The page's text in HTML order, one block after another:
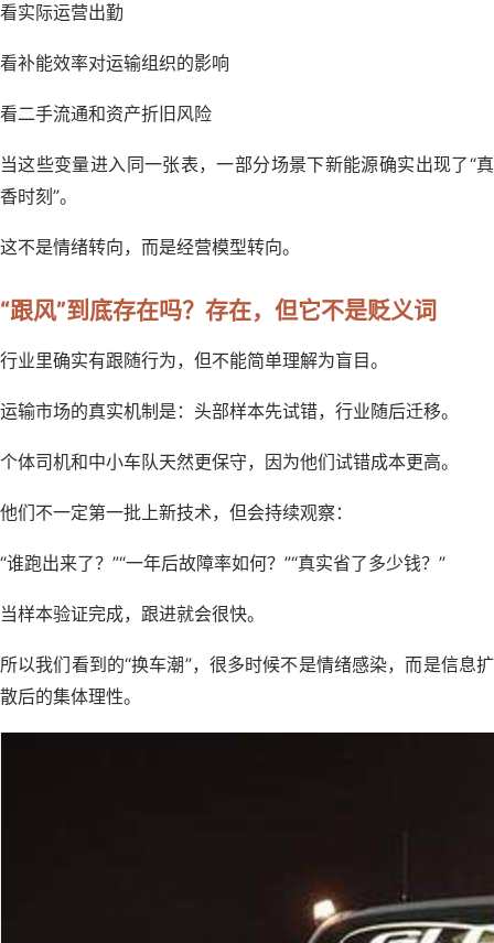
看实际运营出勤
看补能效率对运输组织的影响
看二手流通和资产折旧风险
当这些变量进入同一张表，一部分场景下新能源确实出现了“真
香时刻”。
这不是情绪转向，而是经营模型转向。
“跟风”到底存在吗？存在，但它不是贬义词
行业里确实有跟随行为，但不能简单理解为盲目。
运输市场的真实机制是：头部样本先试错，行业随后迁移。
个体司机和中小车队天然更保守，因为他们试错成本更高。
他们不一定第一批上新技术，但会持续观察：
“谁跑出来了？”“一年后故障率如何？”“真实省了多少钱？”
当样本验证完成，跟进就会很快。
所以我们看到的“换车潮”，很多时候不是情绪感染，而是信息扩
散后的集体理性。